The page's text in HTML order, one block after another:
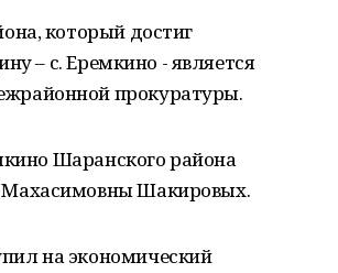
который достиг
– с. Еремкино - является
прокуратуры.
Шаранского района
Шакировых.
на экономический